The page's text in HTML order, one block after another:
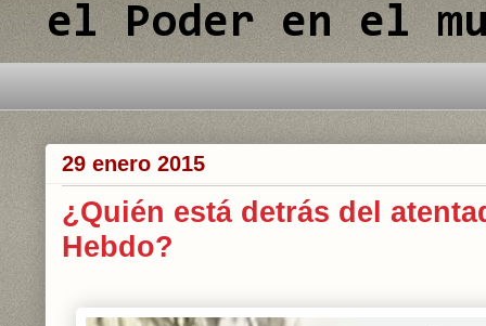
el Poder en el
29 enero 2015
¿Quién está detrás del
Hebdo?